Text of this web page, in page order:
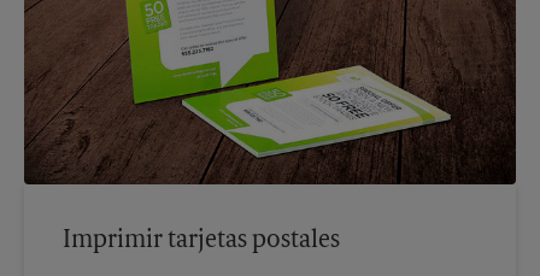
Imprimir tarjetas postales